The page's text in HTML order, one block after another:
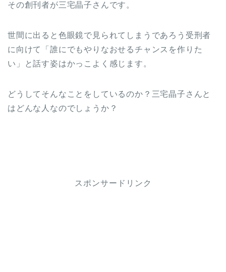
その創刊者が三宅晶子さんです。
世間に出ると色眼鏡で見られてしまうであろう受刑者
に向けて「誰にでもやりなおせるチャンスを作りた
い」と話す姿はかっこよく感じます。
どうしてそんなことをしているのか？三宅晶子さんと
はどんな人なのでしょうか？
スポンサードリンク